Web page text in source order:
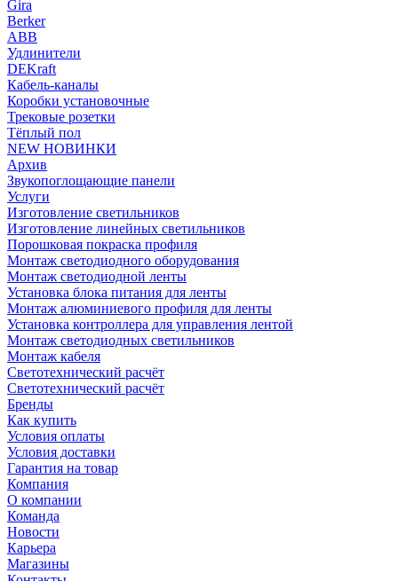
Gira
Berker
ABB
Удлинители
DEKraft
Кабель-каналы
Коробки установочные
Трековые розетки
Тёплый пол
NEW НОВИНКИ
Архив
Звукопоглощающие панели
Услуги
Изготовление светильников
Изготовление линейных светильников
Порошковая покраска профиля
Монтаж светодиодного оборудования
Монтаж светодиодной ленты
Установка блока питания для ленты
Монтаж алюминиевого профиля для ленты
Установка контроллера для управления лентой
Монтаж светодиодных светильников
Монтаж кабеля
Светотехнический расчёт
Светотехнический расчёт
Бренды
Как купить
Условия оплаты
Условия доставки
Гарантия на товар
Компания
О компании
Команда
Новости
Карьера
Магазины